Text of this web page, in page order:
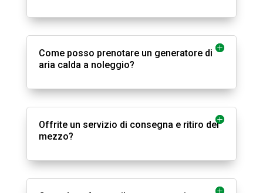
Come posso prenotare un generatore di
aria calda a noleggio?
Offrite un servizio di consegna e ritiro del
mezzo?